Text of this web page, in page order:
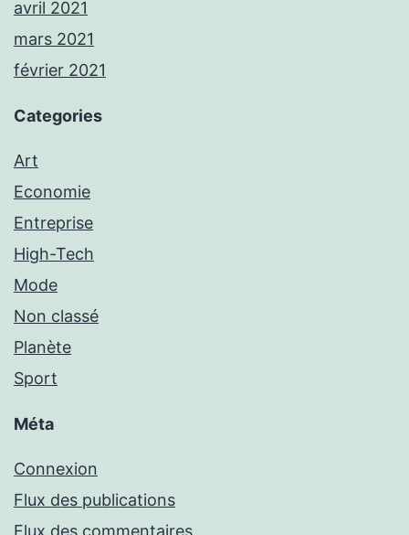
avril 2021
mars 2021
février 2021
Categories
Art
Economie
Entreprise
High-Tech
Mode
Non classé
Planète
Sport
Méta
Connexion
Flux des publications